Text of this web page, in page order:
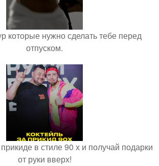
которые нужно сделать тебе перед
отпуском.
в стиле 90 х и получай подарки
от руки вверх!